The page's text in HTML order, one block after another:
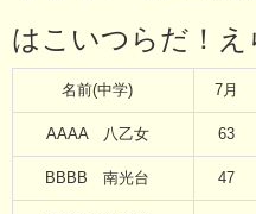
はこいつらだ！え
名前(中学) 7月
AAAA 八乙女 63
BBBB 南光台 47